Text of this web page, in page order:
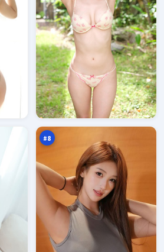
#8
旧
街
无
名
火
96
万